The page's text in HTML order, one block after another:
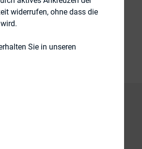
widerrufen, ohne dass die
Sie in unseren